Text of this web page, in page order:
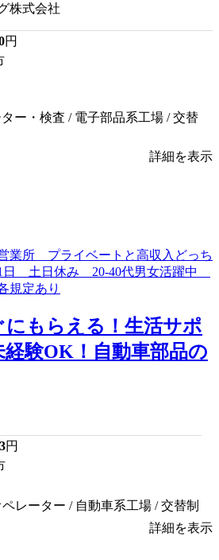
株式会社
円
ー・検査 / 電子部品系工場 / 交替
詳細を表示
にもらえる！生活サポ
験OK！自動車部品の
円
レーター / 自動車系工場 / 交替制
詳細を表示